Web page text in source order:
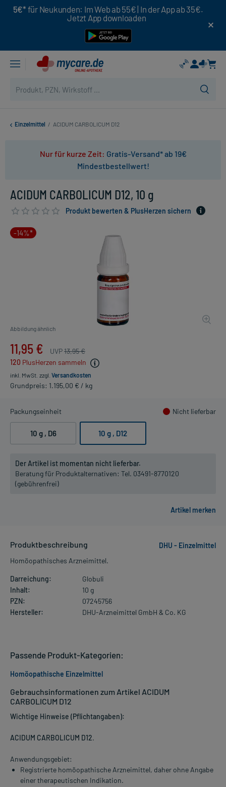
5€* für Neukunden: Im Web ab 55€ | In der App ab 35€.
Jetzt App downloaden
Einzelmittel / ACIDUM CARBOLICUM D12
Nur für kurze Zeit: Gratis-Versand* ab 19€
Mindestbestellwert!
ACIDUM CARBOLICUM D12, 10 g
Produkt bewerten & PlusHerzen sichern
-14%*
Abbildung ähnlich
11,95 € UVP13,95 €
120 PlusHerzen sammeln
inkl. MwSt. zzgl. Versandkosten
Grundpreis: 1.195,00 € / kg
Packungseinheit Nicht lieferbar
10 g , D6 10 g , D12
Der Artikel ist momentan nicht lieferbar.
Beratung für Produktalternativen: Tel. 03491-8770120
(gebührenfrei)
Produktbeschreibung
DHU - Einzelmittel
Homöopathisches Arzneimittel.
Darreichung:
Globuli
Inhalt:
10 g
PZN:
07245756
Hersteller:
DHU-Arzneimittel GmbH & Co. KG
Gebrauchsinformationen zum Artikel ACIDUM
CARBOLICUM D12
Wichtige Hinweise (Pflichtangaben):
ACIDUM CARBOLICUM D12.
Anwendungsgebiet:
Registrierte homöopathische Arzneimittel, daher ohne Angabe
einer therapeutischen Indikation.
Passende Produkt-Kategorien:
Homöopathische Einzelmittel